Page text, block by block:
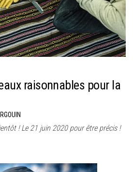
raisonnables pour la
! Le 21 juin 2020 pour être précis !